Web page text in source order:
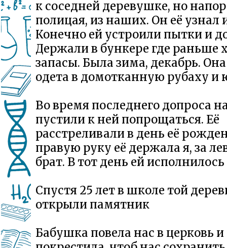
к соседней деревушке, но
полицая, из наших. Он её узнал
Конечно ей устроили пытки и
Держали в бункере где раньше
запасы. Была зима, декабрь.
одета в домотканную рубаху и
Во время последнего допроса
пустили к ней попрощаться. Её
расстреливали в день её
правую руку её держала я, за
брат. В тот день ей исполнилось
Спустя 25 лет в школе той
открыли памятник
Бабушка повела нас в церковь и